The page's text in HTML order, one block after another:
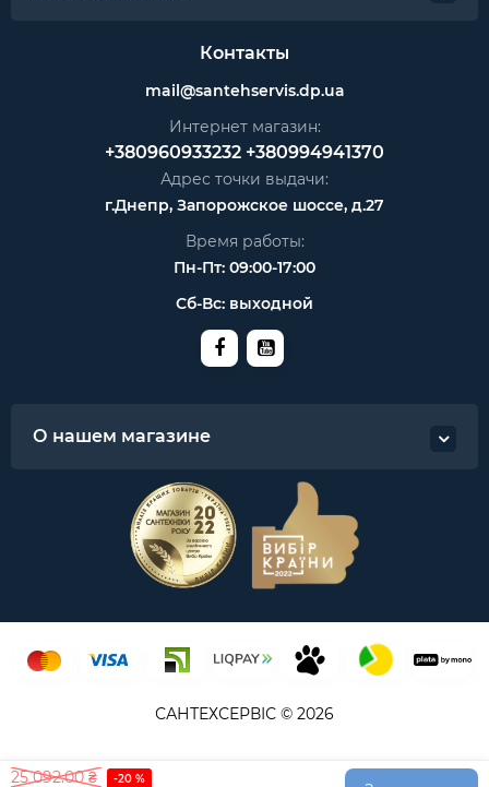
25 092.00 ₴ -20 %
Контакты
mail@santehservis.dp.ua
Интернет магазин:
+380960933232 +380994941370
Адрес точки выдачи:
г.Днепр, Запорожское шоссе, д.27
Время работы:
Пн-Пт: 09:00-17:00
Сб-Вс: выходной
О нашем магазине
САНТЕХСЕРВІС © 2026